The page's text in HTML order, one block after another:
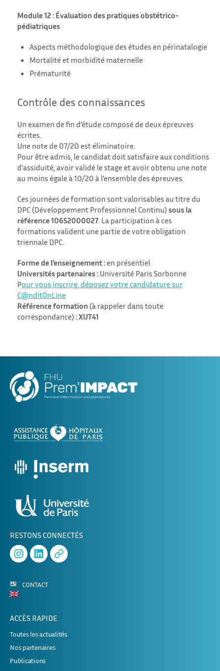
Module 12 : Évaluation des pratiques obstétrico-
pédiatriques
Aspects méthodologique des études en périnatalogie
Mortalité et morbidité maternelle
Prématurité
Contrôle des connaissances
Un examen de fin d’étude composé de deux épreuves
écrites.
Une note de 07/20 est éliminatoire.
Pour être admis, le candidat doit satisfaire aux conditions
d’assiduité, avoir validé le stage et avoir obtenu une note
au moins égale à 10/20 à l’ensemble des épreuves.
Ces journées de formation sont valorisables au titre du
DPC (Développement Professionnel Continu) sous la
référence 10652000027. La participation à ces
formations valident une partie de votre obligation
triennale DPC.
Forme de l’enseignement : en présentiel
Universités partenaires : Université Paris Sorbonne
Pour vous inscrire, déposez votre candidature sur
C@nditOnLine
Référence formation (à rappeler dans toute
correspondance) : XUT41
RESTONS CONNECTÉS
InstagramLinkedAPHERESE-
CONTACT
ACCÈS RAPIDE
Toutes les actualités
Nos partenaires
Publications